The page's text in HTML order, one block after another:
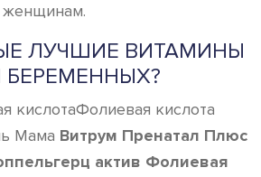
женщинам.
ЛУЧШИЕ ВИТАМИНЫ
БЕРЕМЕННЫХ?
кислотаФолиевая кислота
Мама Витрум Пренатал Плюс
актив Фолиевая